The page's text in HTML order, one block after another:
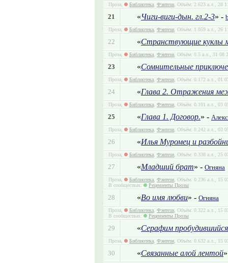
Проза, Библиотека Фэнтези , Объём: 2.623 а.л., 28
21 «Чиги-виги-дын. гл.2-3» -
Проза, Библиотека Фэнтези , Объём: 1.059 а.л., 26
22 «Странствующие куклы
Проза, Библиотека Фэнтези , Объём: 0.5 а.л., 31 08
23 «Сомнительные
Проза, Библиотека Фэнтези , Объём: 0.172 а.л., 01
24 «Глава 2. Отражения
Проза, Библиотека Фэнтези , Объём: 0.101 а.л., 03
25 «Глава 1. Договор.» -
Проза, Библиотека Фэнтези , Объём: 0.242 а.л., 03
26 «Илья Муромец и
Проза, Библиотека Фэнтези , Объём: 0.338 а.л., 25
27 «Младший брат» - Огняна
Проза, Библиотека Фэнтези , Объём: 0.236 а.л., 15
В сообществах:
Рецензенты Прозы
28 «Во имя любви» - Огняна
Проза, Библиотека Фэнтези , Объём: 0.322 а.л., 15
В сообществах:
Рецензенты Прозы
29 «Серафим пробудившийся
Проза, Библиотека Фэнтези , Объём: 0.632 а.л., 15
30 «Связанные алой лентой